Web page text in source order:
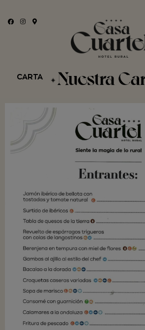
CARTA